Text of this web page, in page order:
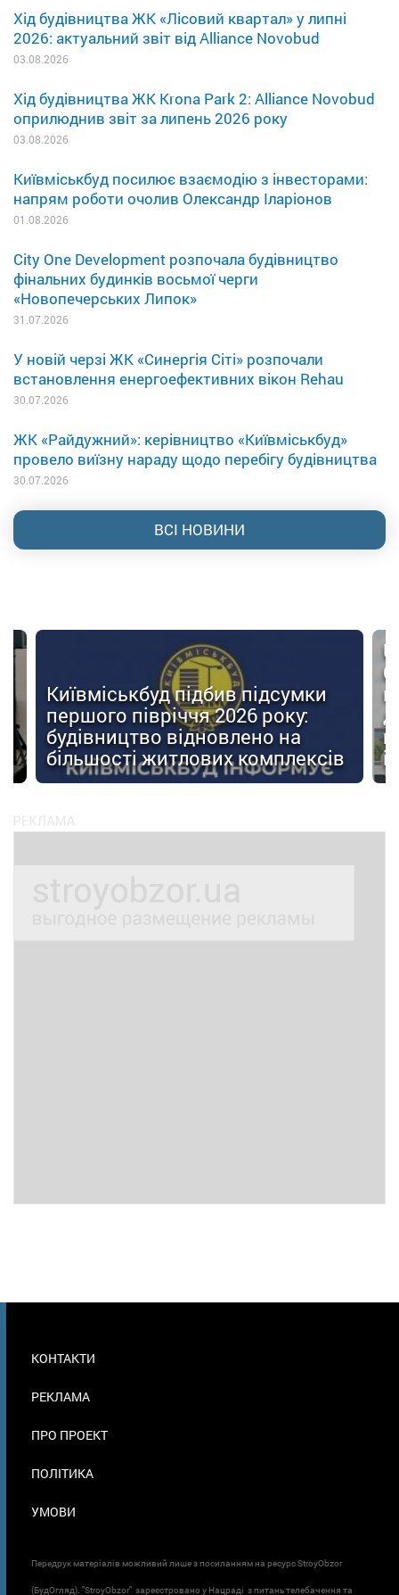
Хід будівництва ЖК «Лісовий квартал» у липні
2026: актуальний звіт від Alliance Novobud
03.08.2026
Хід будівництва ЖК Krona Park 2: Alliance Novobud
оприлюднив звіт за липень 2026 року
03.08.2026
Київміськбуд посилює взаємодію з інвесторами:
напрям роботи очолив Олександр Іларіонов
01.08.2026
City One Development розпочала будівництво
фінальних будинків восьмої черги
«Новопечерських Липок»
31.07.2026
У новій черзі ЖК «Синергія Сіті» розпочали
встановлення енергоефективних вікон Rehau
30.07.2026
ЖК «Райдужний»: керівництво «Київміськбуд»
провело виїзну нараду щодо перебігу будівництва
30.07.2026
ВСІ НОВИНИ
Київміськбуд підбив підсумки
першого півріччя 2026 року:
будівництво відновлено на
більшості житлових комплексів
В
КОНТАКТИ
РЕКЛАМА
ПРО ПРОЕКТ
ПОЛІТИКА
УМОВИ
Передрук матеріалів можливий лише з посиланням на ресурс StroyObzor
(БудОгляд). "StroyObzor" зареєстровано у Нацраді з питань телебачення та